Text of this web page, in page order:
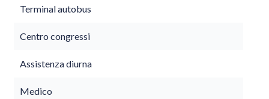
Terminal autobus
Centro congressi
Assistenza diurna
Medico